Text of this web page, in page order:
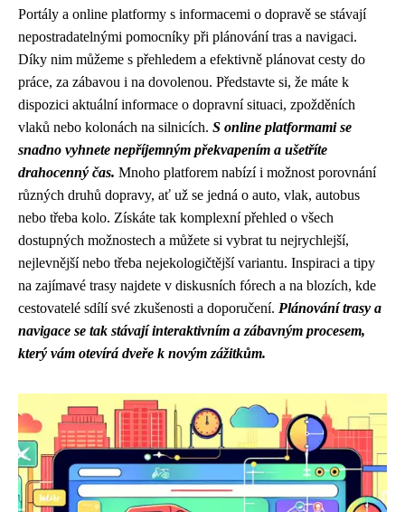
Portály a online platformy s informacemi o dopravě se stávají
nepostradatelnými pomocníky při plánování tras a navigaci.
Díky nim můžeme s přehledem a efektivně plánovat cesty do
práce, za zábavou i na dovolenou. Představte si, že máte k
dispozici aktuální informace o dopravní situaci, zpožděních
vlaků nebo kolonách na silnicích. S online platformami se
snadno vyhnete nepříjemným překvapením a ušetříte
drahocenný čas. Mnoho platforem nabízí i možnost porovnání
různých druhů dopravy, ať už se jedná o auto, vlak, autobus
nebo třeba kolo. Získáte tak komplexní přehled o všech
dostupných možnostech a můžete si vybrat tu nejrychlejší,
nejlevnější nebo třeba nejekologičtější variantu. Inspiraci a tipy
na zajímavé trasy najdete v diskusních fórech a na blozích, kde
cestovatelé sdílí své zkušenosti a doporučení. Plánování trasy a
navigace se tak stávají interaktivním a zábavným procesem,
který vám otevírá dveře k novým zážitkům.